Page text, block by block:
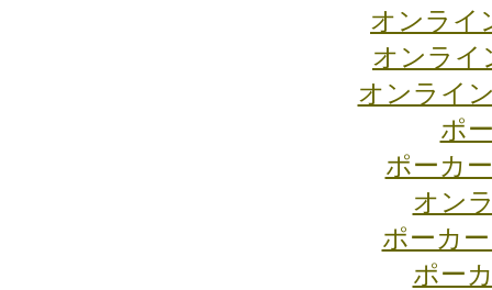
オンライ
オンライ
オンライ
ポ
ポーカ
オン
ポーカ
ポー